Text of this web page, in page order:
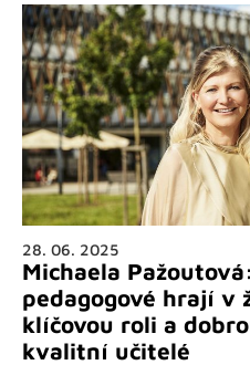
28. 06. 2025
Michaela
pedagogové hrají v
klíčovou roli a
kvalitní učitelé